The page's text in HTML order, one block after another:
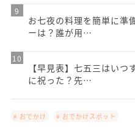
お七夜の料理を簡単に準
ーは？誰が用…
【早見表】七五三はいつ
に祝った？先…
# おでかけ # おでかけスポット